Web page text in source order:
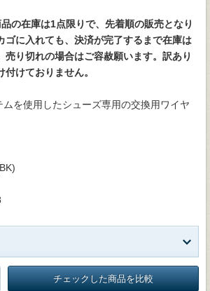
の在庫は1点限りで、先着順の販売となり
ゴに入れても、決済が完了するまで在庫は
売り切れの場合はご容赦願います。訳あり
けておりません。
を使用したシューズ専用の交換用ワイヤ
チェックした商品を比較